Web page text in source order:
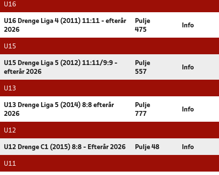
U16
U16 Drenge Liga 4 (2011) 11:11 - efterår
2026
Pulje
475
Info
U15
U15 Drenge Liga 5 (2012) 11:11/9:9 -
efterår 2026
Pulje
557
Info
U13
U13 Drenge Liga 5 (2014) 8:8 efterår
2026
Pulje
777
Info
U12
U12 Drenge C1 (2015) 8:8 - Efterår 2026 Pulje 48 Info
U11